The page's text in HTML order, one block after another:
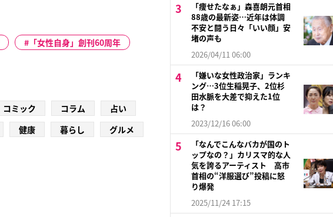
「女性自身」創刊60周年
コミック コラム
占い
健康 暮らし グルメ
「痩せたなぁ」森喜朗元首相
88歳の最新姿…近年は体調
不安と闘う日々「いい顔」安
堵の声も
2026/04/11 06:00
「嫌いな女性政治家」ランキ
ング…3位生稲晃子、2位杉
田水脈を大差で抑えた1位
は？
2023/12/16 06:00
「なんでこんなバカが国のト
ップなの？」カリスマ的な人
気を誇るアーティスト 高市
首相の“洋服選び”投稿に怒
り爆発
2025/11/24 17:15